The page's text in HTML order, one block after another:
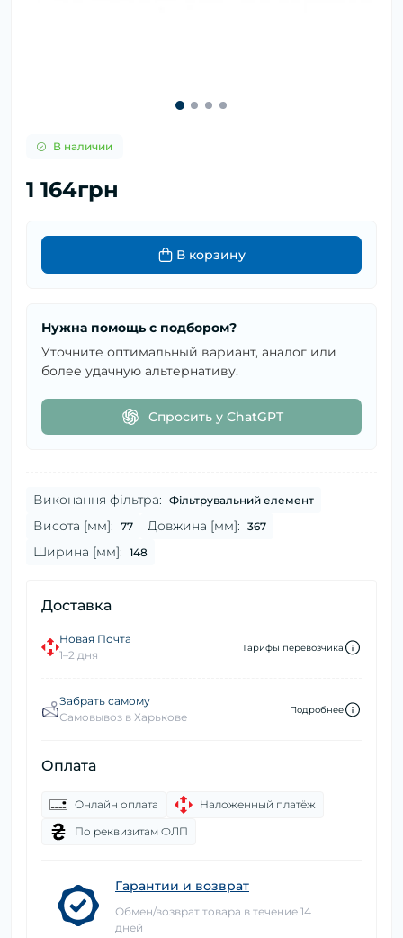
В наличии
1 164грн
В корзину
Нужна помощь с подбором?
Уточните оптимальный вариант, аналог или
более удачную альтернативу.
Спросить у ChatGPT
Виконання фільтра: Фільтрувальний елемент
Висота [мм]: 77 Довжина [мм]: 367
Ширина [мм]: 148
Доставка
Новая Почта
1–2 дня
Тарифы перевозчика
Забрать самому
Самовывоз в Харькове
Подробнее
Оплата
Онлайн оплата
Наложенный платёж
По реквизитам ФЛП
Гарантии и возврат
Обмен/возврат товара в течение 14
дней